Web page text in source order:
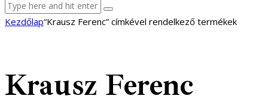
facebook-
youtube-
email
Kezdőlap“Krausz Ferenc” címkével rendelkező termékek
Krausz Ferenc